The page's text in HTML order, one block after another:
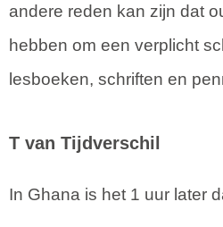
andere reden kan zijn dat
hebben om een verplicht
lesboeken, schriften en
T van Tijdverschil
In Ghana is het 1 uur later